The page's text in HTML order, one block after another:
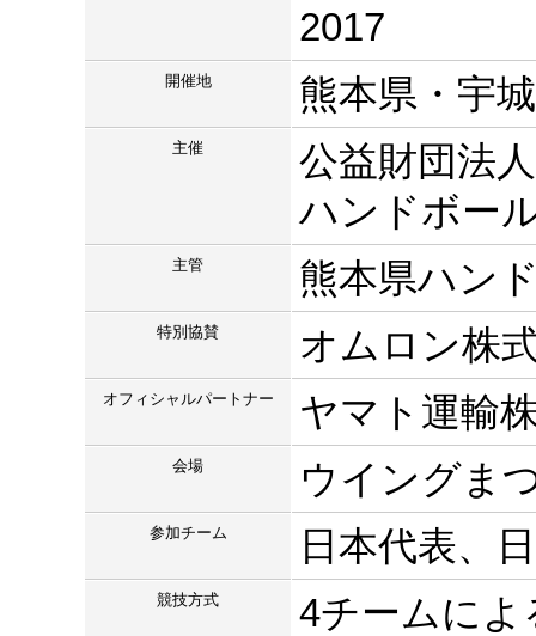
2017
開催地 熊本県・宇
主催
公益財団法
ハンドボー
主管 熊本県ハン
特別協賛 オムロン株
オフィシャルパートナー ヤマト運輸
会場 ウイングま
参加チーム 日本代表、
競技方式
4チームによ